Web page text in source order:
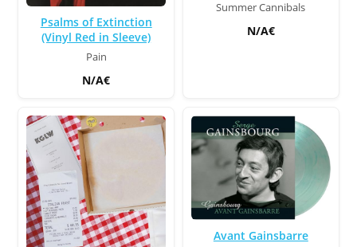
Psalms of Extinction
(Vinyl Red in Sleeve)
Pain
N/A€
Summer Cannibals
N/A€
Avant Gainsbarre